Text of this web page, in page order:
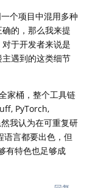
个项目中混用多种
的，那么我来提
于开发者来说是
遇到的这类细节
家桶，整个工具链
PyTorch,
我认为在可重复研
语言都要出色，但
有特色也足够成